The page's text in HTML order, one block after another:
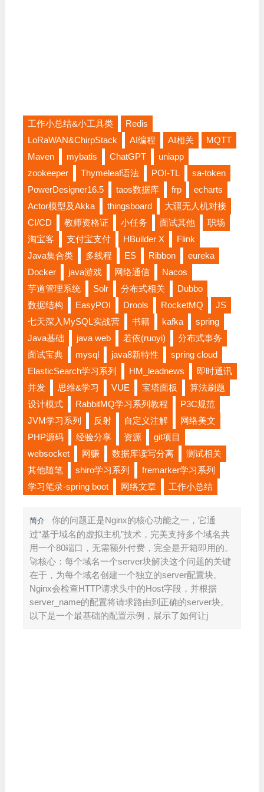
工作小总结&小工具类
Redis
LoRaWAN&ChirpStack
AI编程 AI相关
MQTT
Maven
mybatis ChatGPT
uniapp
zookeeper
Thymeleaf语法 POI-TL
sa-token
PowerDesigner16.5
taos数据库 frp
echarts
Actor模型及Akka
thingsboard
大疆无人机对接
CI/CD
教师资格证 小任务 面试其他
职场
淘宝客
支付宝支付 HBuilder X
Flink
Java集合类
多线程 ES Ribbon
eureka
Docker
java游戏 网络通信
Nacos
芋道管理系统
Solr 分布式相关
Dubbo
数据结构
EasyPOI Drools RocketMQ
JS
七天深入MySQL实战营
书籍 kafka
spring
Java基础
java web 若依(ruoyi)
分布式事务
面试宝典
mysql java8新特性
spring cloud
ElasticSearch学习系列
HM_leadnews
即时通讯
并发
思维&学习 VUE 宝塔面板
算法刷题
设计模式
RabbitMQ学习系列教程
P3C规范
JVM学习系列
反射 自定义注解
网络美文
PHP源码
经验分享 资源
git项目
websocket
网赚 数据库读写分离
测试相关
其他随笔
shiro学习系列
fremarker学习系列
学习笔录-spring boot
网络文章 工作小总结
简介
你的问题正是Nginx的核心功能之一，它通
过“基于域名的虚拟主机”技术，完美支持多个域名共
用一个80端口，无需额外付费，完全是开箱即用的。
🚀核心：每个域名一个server块解决这个问题的关键
在于，为每个域名创建一个独立的server配置块。
Nginx会检查HTTP请求头中的Host字段，并根据
server_name的配置将请求路由到正确的server块。
以下是一个最基础的配置示例，展示了如何让j